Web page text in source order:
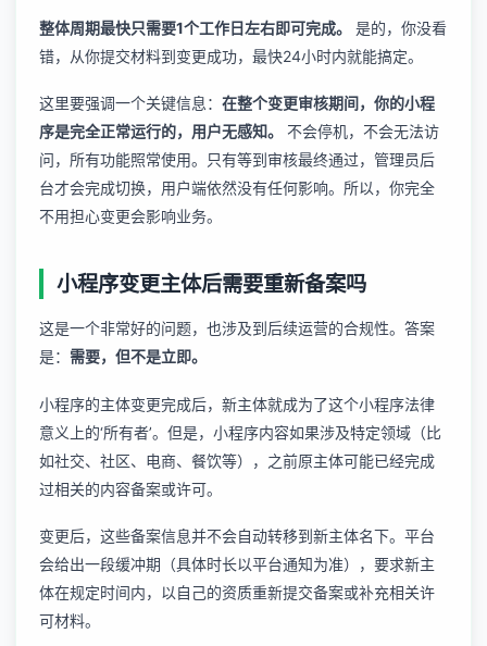
整体周期最快只需要1个工作日左右即可完成。
是的，你没看
错，从你提交材料到变更成功，最快24小时内就能搞定。
这里要强调一个关键信息： 在整个变更审核期间，你的小程
序是完全正常运行的，用户无感知。
不会停机，不会无法访
问，所有功能照常使用。只有等到审核最终通过，管理员后
台才会完成切换，用户端依然没有任何影响。所以，你完全
不用担心变更会影响业务。
小程序变更主体后需要重新备案吗
这是一个非常好的问题，也涉及到后续运营的合规性。答案
是： 需要，但不是立即。
小程序的主体变更完成后，新主体就成为了这个小程序法律
意义上的‘所有者’。但是，小程序内容如果涉及特定领域（比
如社交、社区、电商、餐饮等），之前原主体可能已经完成
过相关的内容备案或许可。
变更后，这些备案信息并不会自动转移到新主体名下。平台
会给出一段缓冲期（具体时长以平台通知为准），要求新主
体在规定时间内，以自己的资质重新提交备案或补充相关许
可材料。